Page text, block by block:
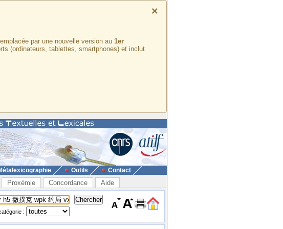
×
par une nouvelle version au 1er
(ordinateurs, tablettes, smartphones) et inclut
Outils Contact
Proxémie Concordance Aide
: